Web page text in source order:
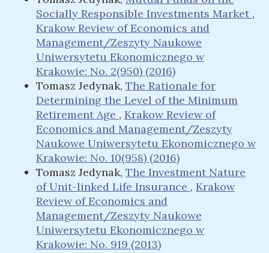
Socially Responsible Investments Market ,
Krakow Review of Economics and
Management/Zeszyty Naukowe
Uniwersytetu Ekonomicznego w
Krakowie: No. 2(950) (2016)
Tomasz Jedynak, The Rationale for
Determining the Level of the Minimum
Retirement Age , Krakow Review of
Economics and Management/Zeszyty
Naukowe Uniwersytetu Ekonomicznego w
Krakowie: No. 10(958) (2016)
Tomasz Jedynak, The Investment Nature
of Unit-linked Life Insurance , Krakow
Review of Economics and
Management/Zeszyty Naukowe
Uniwersytetu Ekonomicznego w
Krakowie: No. 919 (2013)